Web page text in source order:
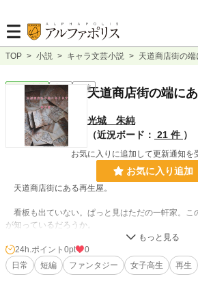
TOP > 小説 > キャラ文芸小説 > 天道商店街の
キャラ文芸 完結 短編天道商店街の端に
光城 朱純
（近況ボード： 21 件 ）
お気に入りに追加して更新通知を
お気に入り追加
天道商店街にある再生屋。
看板も出ていない。ぱっと見はただの一軒家。こ
が知っているだろうか。
その名の通り、どんなものでも再生させてくれる
まるで都市伝説の様なその店の噂は、どこからと
24h.ポイント 0pt
0
日常
短編 ファンタジー 女子高生 再生